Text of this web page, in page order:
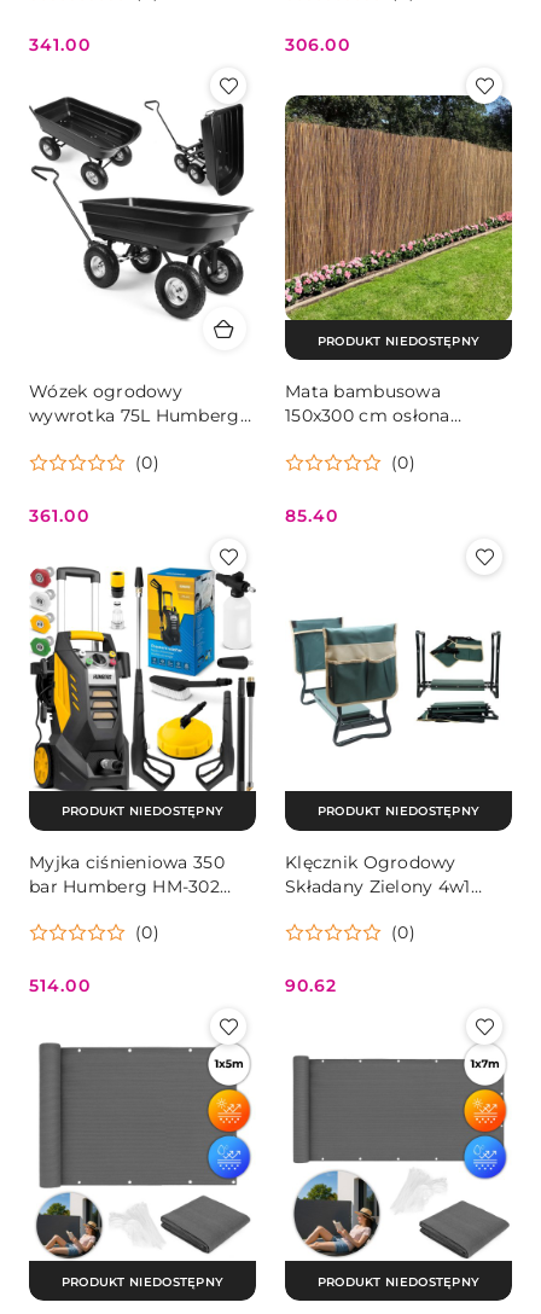
Cena:
341.00
Cena:
306.00
Wózek ogrodowy
wywrotka 75L Humberg
(0)
Cena:
361.00
Mata bambusowa
150x300 cm osłona
MultiGarden(0)
Cena:
85.40
PRODUKT NIEDOSTĘPNY
Myjka ciśnieniowa 350
bar Humberg HM-302
(0)
Cena:
514.00
PRODUKT NIEDOSTĘPNY
Klęcznik Ogrodowy
Składany Zielony 4w1
(0)
Cena:
90.62
PRODUKT NIEDOSTĘPNY
PRODUKT NIEDOSTĘPNY PRODUKT NIEDOSTĘPNY